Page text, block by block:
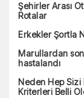
Şehirler Arası
Rotalar
Erkekler Şortla
Marullardan
hastalandı
Neden Hep Sizi
Kriterleri Belli